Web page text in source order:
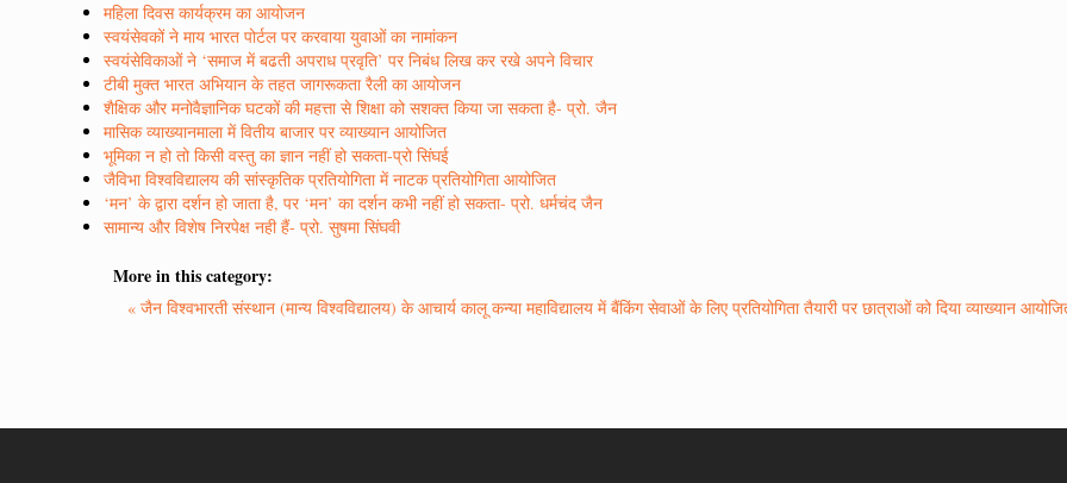
महिला दिवस कार्यक्रम का आयोजन
स्वयंसेवकों ने माय भारत पोर्टल पर करवाया युवाओं का नामांकन
स्वयंसेविकाओं ने ‘समाज में बढती अपराध प्रवृति’ पर निबंध लिख कर रखे अपने विचार
टीबी मुक्त भारत अभियान के तहत जागरूकता रैली का आयोजन
शैक्षिक और मनोवैज्ञानिक घटकों की महत्ता से शिक्षा को सशक्त किया जा सकता है- प्रो. जैन
मासिक व्याख्यानमाला में वितीय बाजार पर व्याख्यान आयोजित
भूमिका न हो तो किसी वस्तु का ज्ञान नहीं हो सकता-प्रो सिंघई
जैविभा विश्वविद्यालय की सांस्कृतिक प्रतियोगिता में नाटक प्रतियोगिता आयोजित
‘मन’ के द्वारा दर्शन हो जाता है, पर ‘मन’ का दर्शन कभी नहीं हो सकता- प्रो. धर्मचंद जैन
सामान्य और विशेष निरपेक्ष नही हैं- प्रो. सुषमा सिंघवी
More in this category:
« जैन विश्वभारती संस्थान (मान्य विश्वविद्यालय) के आचार्य कालू कन्या महाविद्यालय में बैंकिंग सेवाओं के लिए प्रतियोगिता तैयारी पर छात्राओं को दिया व्याख्यान